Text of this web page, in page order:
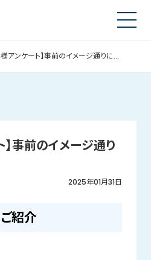
様アンケート】事前のイメージ通りに…
】事前のイメージ通り
2025年01月31日
紹介